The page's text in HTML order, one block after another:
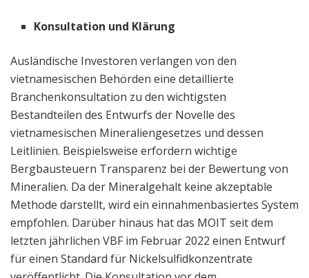
Konsultation und Klärung
Ausländische Investoren verlangen von den
vietnamesischen Behörden eine detaillierte
Branchenkonsultation zu den wichtigsten
Bestandteilen des Entwurfs der Novelle des
vietnamesischen Mineraliengesetzes und dessen
Leitlinien. Beispielsweise erfordern wichtige
Bergbausteuern Transparenz bei der Bewertung von
Mineralien. Da der Mineralgehalt keine akzeptable
Methode darstellt, wird ein einnahmenbasiertes System
empfohlen. Darüber hinaus hat das MOIT seit dem
letzten jährlichen VBF im Februar 2022 einen Entwurf
für einen Standard für Nickelsulfidkonzentrate